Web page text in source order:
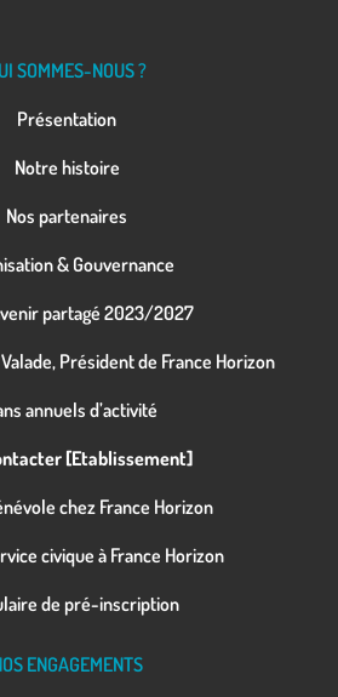
SOMMES-NOUS ?
Présentation
Notre histoire
Nos partenaires
& Gouvernance
partagé 2023/2027
Président de France Horizon
annuels d’activité
[Etablissement]
chez France Horizon
civique à France Horizon
de pré-inscription
ENGAGEMENTS